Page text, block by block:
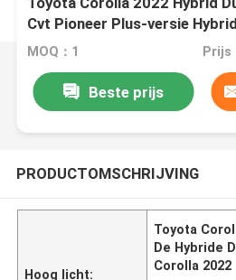
Cvt Pioneer Plus-versie
MOQ：1 Prijs
Beste prijs
PRODUCTOMSCHRIJVING
Hoog licht:
Toyota
De Hybride
Corolla 2022